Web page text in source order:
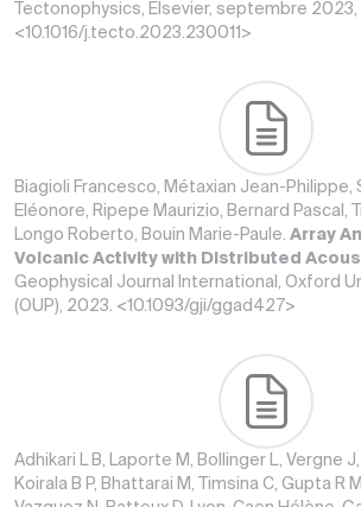
Tectonophysics, Elsevier, septembre 2023,
<10.1016/j.tecto.2023.230011>
Biagioli Francesco, Métaxian Jean-Philippe,
Eléonore, Ripepe Maurizio, Bernard Pascal,
Longo Roberto, Bouin Marie-Paule. Array
Volcanic Activity with Distributed
Geophysical Journal International, Oxford
(OUP), 2023. <10.1093/gji/ggad427>
Adhikari L B, Laporte M, Bollinger L, Vergne
Koirala B P, Bhattarai M, Timsina C, Gupta R